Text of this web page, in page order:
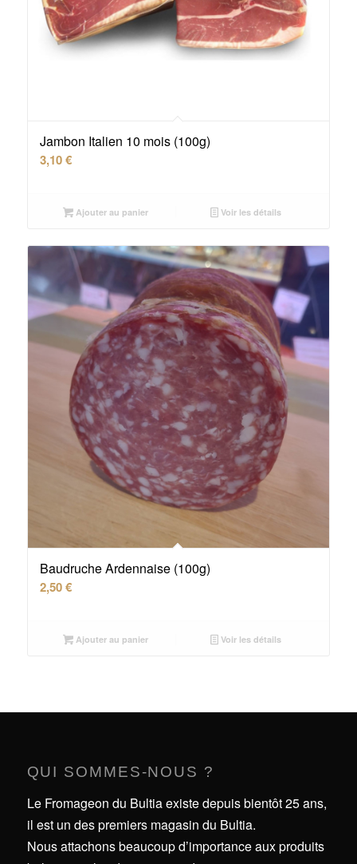
Jambon Italien 10 mois (100g)
3,10€
Ajouter au panier Voir les détails
Baudruche Ardennaise (100g)
2,50€
Ajouter au panier Voir les détails
QUI SOMMES-NOUS ?
Le Fromageon du Bultia existe depuis bientôt 25 ans,
il est un des premiers magasin du Bultia.
Nous attachons beaucoup d’importance aux produits